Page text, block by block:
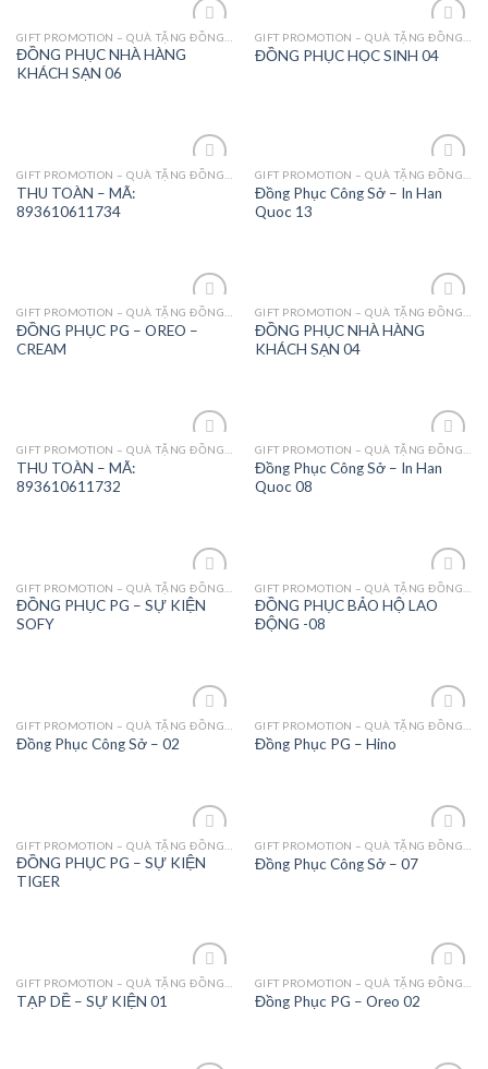
Add to
Wishlist
ĐỒNG PHỤC NHÀ HÀNG
KHÁCH SẠN 06
Add to
Wishlist
ĐỒNG PHỤC HỌC SINH 04
Add to
THU TOÀN – MÃ:
893610611734
Add to
Wishlist
Đồng Phục Công Sở – In Han
Quoc 13
Wishlist
ĐỒNG PHỤC PG – OREO –
CREAM
Wishlist
ĐỒNG PHỤC NHÀ HÀNG
KHÁCH SẠN 04
GIFT PROMOTION – QUÀ TẶNG ĐỒNG PHỤC - MAY MẶC
THU TOÀN – MÃ:
893610611732
Wishlist
GIFT PROMOTION – QUÀ TẶNG ĐỒNG PHỤC - MAY MẶC
Đồng Phục Công Sở – In Han
Quoc 08
Add to
Wishlist
ĐỒNG PHỤC PG – SỰ KIỆN
SOFY
Add to
Wishlist
ĐỒNG PHỤC BẢO HỘ LAO
ĐỘNG -08
Add to
Wishlist
Đồng Phục Công Sở – 02
Add to
Đồng Phục PG – Hino
Add to
Wishlist
ĐỒNG PHỤC PG – SỰ KIỆN
TIGER
Add to
Wishlist
Đồng Phục Công Sở – 07
Add to
TẠP DỀ – SỰ KIỆN 01
Add to
Wishlist
Đồng Phục PG – Oreo 02